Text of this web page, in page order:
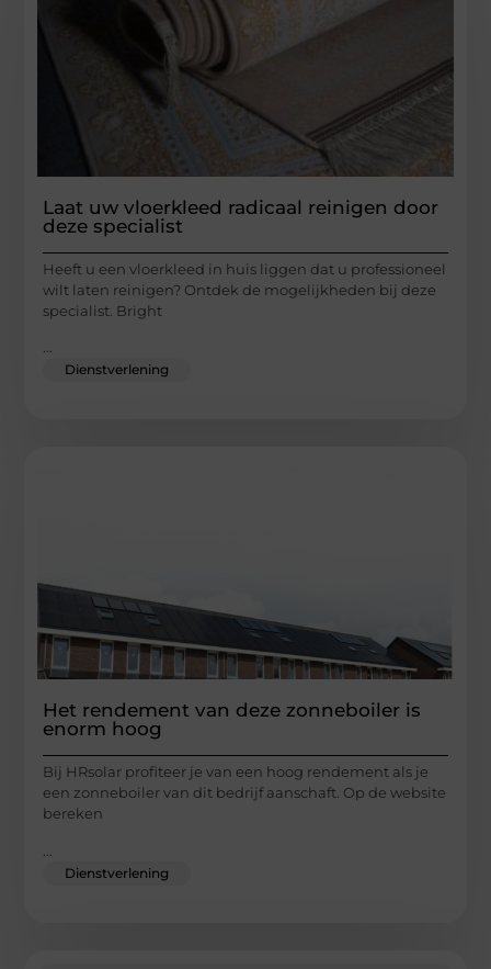
Laat uw vloerkleed radicaal reinigen door
deze specialist
Heeft u een vloerkleed in huis liggen dat u professioneel
wilt laten reinigen? Ontdek de mogelijkheden bij deze
specialist. Bright
...
Dienstverlening
Het rendement van deze zonneboiler is
enorm hoog
Bij HRsolar profiteer je van een hoog rendement als je
een zonneboiler van dit bedrijf aanschaft. Op de website
bereken
Dienstverlening